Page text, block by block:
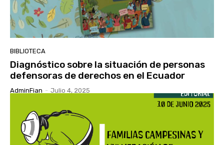
BIBLIOTECA
Diagnóstico sobre la situación de personas
defensoras de derechos en el Ecuador
AdminFian - Julio 4, 2025